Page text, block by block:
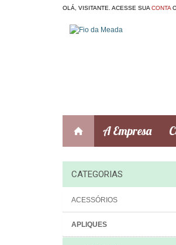
OLÁ, VISITANTE. ACESSE SUA CONTA
A Empresa
CATEGORIAS
ACESSÓRIOS
APLIQUES